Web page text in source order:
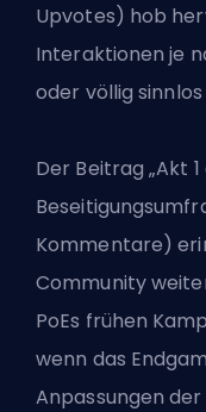
Upvotes) hob
Interaktionen je
oder völlig
Der Beitrag „Akt
Kommentare)
Community
PoEs frühen
wenn das
Anpassungen